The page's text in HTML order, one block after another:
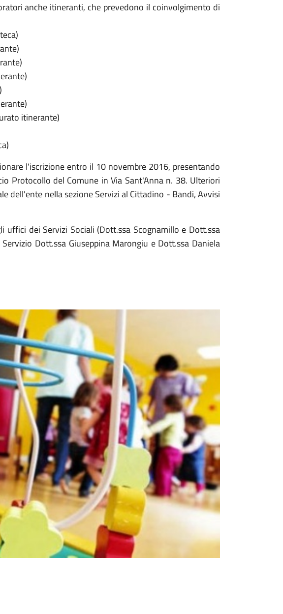
anche itineranti, che prevedono il coinvolgimento di
itinerante)
l'iscrizione entro il 10 novembre 2016, presentando
Protocollo del Comune in Via Sant'Anna n. 38. Ulteriori
dell'ente nella sezione Servizi al Cittadino - Bandi, Avvisi
dei Servizi Sociali (Dott.ssa Scognamillo e Dott.ssa
Dott.ssa Giuseppina Marongiu e Dott.ssa Daniela